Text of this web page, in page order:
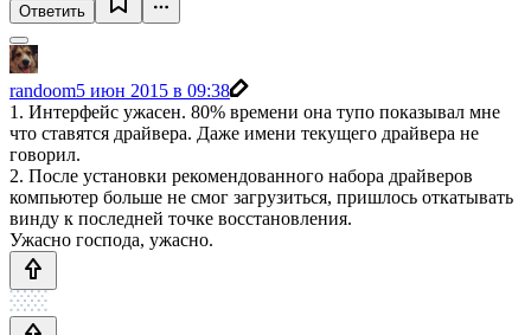
Ответить
randoom5 июн 2015 в 09:38
1. Интерфейс ужасен. 80% времени она тупо показывал мне
что ставятся драйвера. Даже имени текущего драйвера не
говорил.
2. После установки рекомендованного набора драйверов
компьютер больше не смог загрузиться, пришлось откатывать
винду к последней точке восстановления.
Ужасно господа, ужасно.